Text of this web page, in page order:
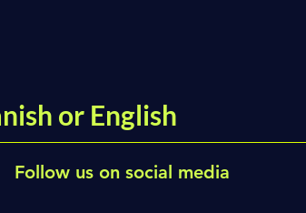
or English
Follow us on social media